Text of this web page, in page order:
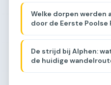
Welke dorpen werden
door de Eerste
De strijd bij Alphen:
de huidige